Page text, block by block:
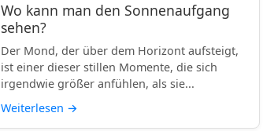
Wo kann man den Sonnenaufgang
sehen?
Der Mond, der über dem Horizont aufsteigt,
ist einer dieser stillen Momente, die sich
irgendwie größer anfühlen, als sie...
Weiterlesen →